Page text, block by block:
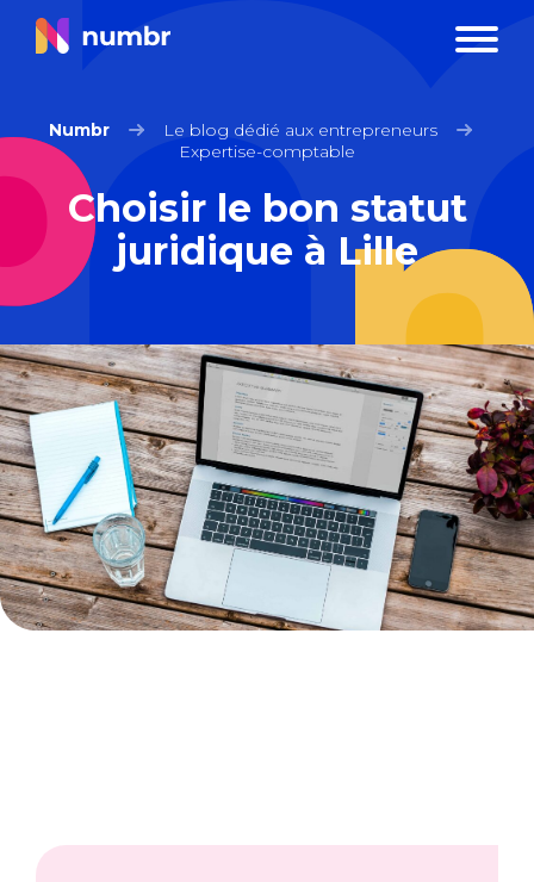
Numbr
Le blog dédié aux entrepreneurs
Expertise-comptable
Choisir le bon statut
juridique à Lille